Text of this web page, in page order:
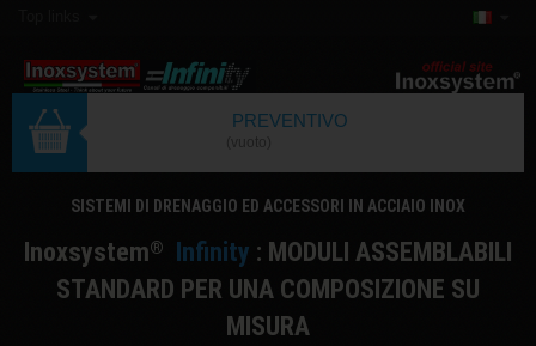
PREVENTIVO
SISTEMI DI DRENAGGIO ED ACCESSORI IN ACCIAIO INOX
Inoxsystem® Infinity : MODULI ASSEMBLABILI
STANDARD PER UNA COMPOSIZIONE SU
MISURA